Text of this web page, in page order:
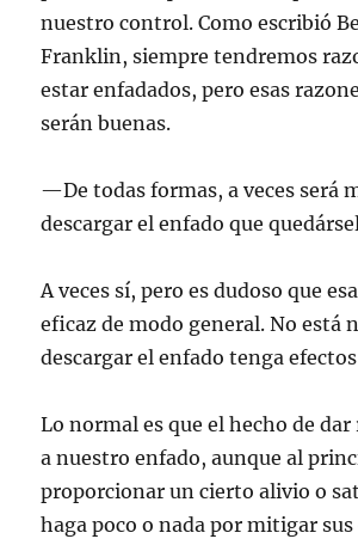
nuestro control. Como escribió
Franklin, siempre tendremos
estar enfadados, pero esas
serán buenas.
—De todas formas, a veces será
descargar el enfado que
A veces sí, pero es dudoso que
eficaz de modo general. No está
descargar el enfado tenga
Lo normal es que el hecho de
a nuestro enfado, aunque al
proporcionar un cierto alivio o
haga poco o nada por mitigar sus